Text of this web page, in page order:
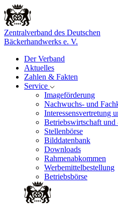
Zentralverband des Deutschen
Bäckerhandwerks e. V.
Der Verband
Aktuelles
Zahlen & Fakten
Service
Imageförderung
Nachwuchs- und
Interessensvertretung
Betriebswirtschaft und
Stellenbörse
Bilddatenbank
Downloads
Rahmenabkommen
Werbemittelbestellung
Betriebsbörse